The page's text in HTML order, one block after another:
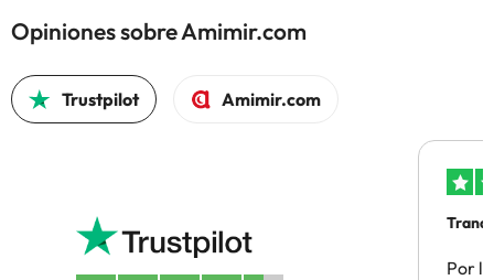
Opiniones sobre Amimir.com
Trustpilot Amimir.com
Por